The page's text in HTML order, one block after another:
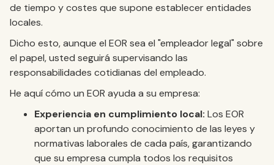
de tiempo y costes que supone establecer entidades
locales.
Dicho esto, aunque el EOR sea el "empleador legal" sobre
el papel, usted seguirá supervisando las
responsabilidades cotidianas del empleado.
He aquí cómo un EOR ayuda a su empresa:
Experiencia en cumplimiento local: Los EOR
aportan un profundo conocimiento de las leyes y
normativas laborales de cada país, garantizando
que su empresa cumpla todos los requisitos